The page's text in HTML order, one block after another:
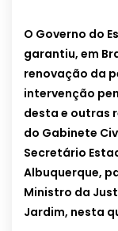
O Governo do
garantiu, em
renovação da
intervenção
desta e outras
do Gabinete
Secretário
Albuquerque,
Ministro da
Jardim, nesta